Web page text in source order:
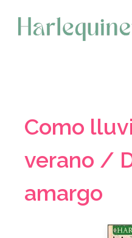
contenido
Como
verano /
amargo